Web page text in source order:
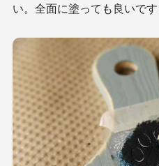
い。全面に塗っても良いです